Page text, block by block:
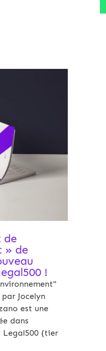
de
» de
!
Jocelyn
est une
dans
Legal500 (tier